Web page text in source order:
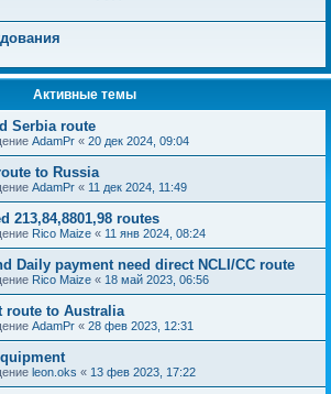
Активные темы
Serbia route
AdamPr « 20 дек 2024, 09:04
to Russia
AdamPr « 11 дек 2024, 11:49
213,84,8801,98 routes
Rico Maize « 11 янв 2024, 08:24
Daily payment need direct NCLI/CC route
Rico Maize « 18 май 2023, 06:56
route to Australia
AdamPr « 28 фев 2023, 12:31
leon.oks « 13 фев 2023, 17:22